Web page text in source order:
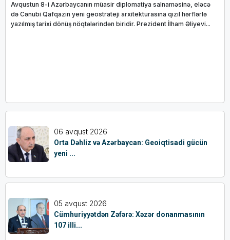
Avqustun 8-i Azərbaycanın müasir diplomatiya salnaməsinə, eləcə
də Cənubi Qafqazın yeni geostrateji arxitekturasına qızıl hərflərlə
yazılmış tarixi dönüş nöqtələrindən biridir. Prezident İlham Əliyevi...
06 avqust 2026
Orta Dəhliz və Azərbaycan: Geoiqtisadi gücün
yeni ...
05 avqust 2026
Cümhuriyyətdən Zəfərə: Xəzər donanmasının
107 illi...